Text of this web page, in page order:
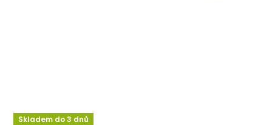
Skladem do 3 dnů